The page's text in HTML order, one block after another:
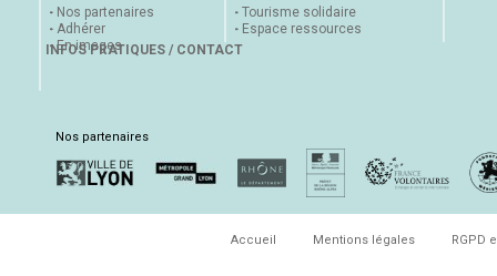
Nos partenaires
Adhérer
En images
Tourisme solidaire
Espace ressources
INFOS PRATIQUES / CONTACT
Nos partenaires
Accueil Mentions légales RGPD